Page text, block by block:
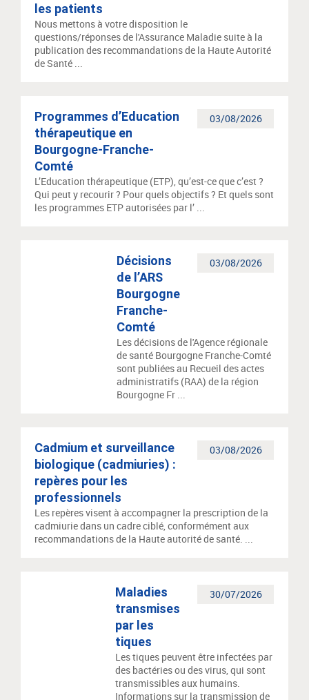
les patients
Nous mettons à votre disposition le
questions/réponses de l'Assurance Maladie suite à la
publication des recommandations de la Haute Autorité
de Santé ...
03/08/2026
Programmes d’Education
thérapeutique en
Bourgogne-Franche-
Comté
L’Education thérapeutique (ETP), qu’est-ce que c’est ?
Qui peut y recourir ? Pour quels objectifs ? Et quels sont
les programmes ETP autorisées par l’ ...
03/08/2026
Décisions
de l’ARS
Bourgogne
Franche-
Comté
Les décisions de l'Agence régionale
de santé Bourgogne Franche-Comté
sont publiées au Recueil des actes
administratifs (RAA) de la région
Bourgogne Fr ...
03/08/2026
Cadmium et surveillance
biologique (cadmiuries) :
repères pour les
professionnels
Les repères visent à accompagner la prescription de la
cadmiurie dans un cadre ciblé, conformément aux
recommandations de la Haute autorité de santé. ...
30/07/2026
Maladies
transmises
par les
tiques
Les tiques peuvent être infectées par
des bactéries ou des virus, qui sont
transmissibles aux humains.
Informations sur la transmission de